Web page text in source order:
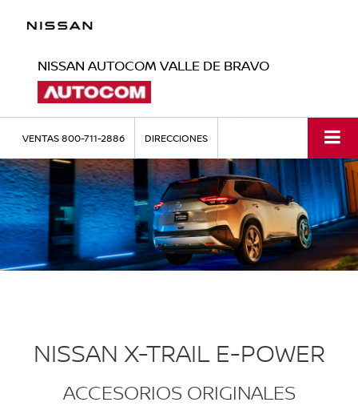
NISSAN AUTOCOM VALLE DE BRAVO
VENTAS800-711-2886 DIRECCIONES
NISSAN X-TRAIL E-POWER
ACCESORIOS ORIGINALES